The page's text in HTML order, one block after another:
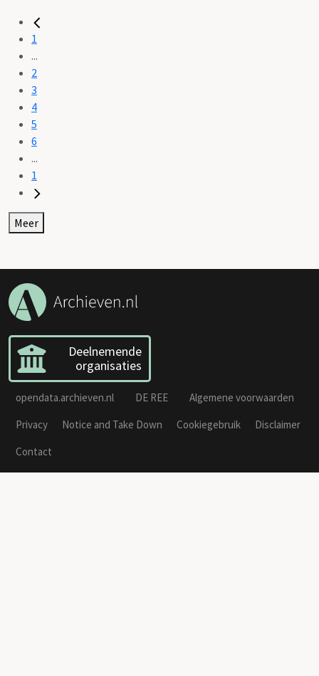
1
...
2
3
4
5
6
...
1
Meer
Deelnemende
organisaties
opendata.archieven.nl DE REE
Algemene voorwaarden
Privacy
Notice and Take Down Cookiegebruik
Disclaimer
Contact